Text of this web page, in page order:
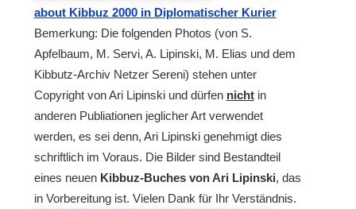
about Kibbuz 2000 in Diplomatischer Kurier
Bemerkung: Die folgenden Photos (von S.
Apfelbaum, M. Servi, A. Lipinski, M. Elias und dem
Kibbutz-Archiv Netzer Sereni) stehen unter
Copyright von Ari Lipinski und dürfen nichtin
anderen Publiationen jeglicher Art verwendet
werden, es sei denn, Ari Lipinski genehmigt dies
schriftlich im Voraus. Die Bilder sind Bestandteil
eines neuen Kibbuz-Buches von Ari Lipinski, das
in Vorbereitung ist. Vielen Dank für Ihr Verständnis.